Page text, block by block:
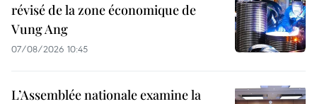
révisé de la zone économique de
Vung Ang
07/08/2026 10:45
L’Assemblée nationale examine la